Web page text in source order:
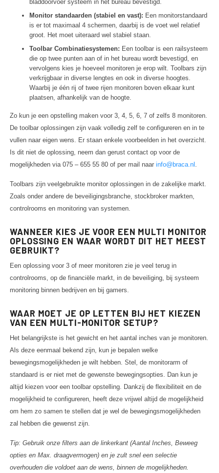
bladdoorvoer systeem in het bureau bevestigd.
Monitor standaarden (stabiel en vast): Een monitorstandaard
is er tot maximaal 4 schermen, daarbij is de voet wel relatief
groot. Het moet uiteraard wel stabiel staan.
Toolbar Combinatiesystemen: Een toolbar is een railsysteem
die op twee punten aan of in het bureau wordt bevestigd, en
vervolgens kies je hoeveel monitoren je erop wilt. Toolbars zijn
verkrijgbaar in diverse lengtes en ook in diverse hoogtes.
Waarbij je één rij of twee rijen monitoren boven elkaar kunt
plaatsen, afhankelijk van de hoogte.
Zo kun je een opstelling maken voor 3, 4, 5, 6, 7 of zelfs 8 monitoren.
De toolbar oplossingen zijn vaak volledig zelf te configureren en in te
vullen naar eigen wens. Er staan enkele voorbeelden in het overzicht.
Is dit niet de oplossing, neem dan gerust contact op voor de
mogelijkheden via 075 – 655 55 80 of per mail naar info@braca.nl .
Toolbars zijn veelgebruikte monitor oplossingen in de zakelijke markt.
Zoals onder andere de beveiligingsbranche, stockbroker markten,
controlrooms en monitoring van systemen.
WANNEER KIES JE VOOR EEN MULTI MONITOR
OPLOSSING EN WAAR WORDT DIT HET MEEST
GEBRUIKT?
Een oplossing voor 3 of meer monitoren zie je veel terug in
controlrooms, op de financiële markt, in de beveiliging, bij systeem
monitoring binnen bedrijven en bij gamers.
WAAR MOET JE OP LETTEN BIJ HET KIEZEN
VAN EEN MULTI-MONITOR SETUP?
Het belangrijkste is het gewicht en het aantal inches van je monitoren.
Als deze eenmaal bekend zijn, kun je bepalen welke
bewegingsmogelijkheden je wilt hebben. Stel, de monitorarm of
standaard is er niet met de gewenste bewegingsopties. Dan kun je
altijd kiezen voor een toolbar opstelling. Dankzij de flexibiliteit en de
mogelijkheid te configureren, heeft deze vrijwel altijd de mogelijkheid
om hem zo samen te stellen dat je wel de bewegingsmogelijkheden
zal hebben die gewenst zijn.
Tip: Gebruik onze filters aan de linkerkant (Aantal Inches, Beweeg
opties en Max. draagvermogen) en je zult snel een selectie
overhouden die voldoet aan de wens, binnen de mogelijkheden.